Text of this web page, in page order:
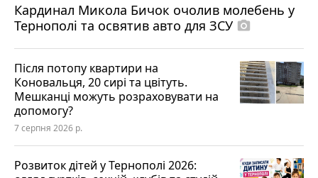
Кардинал Микола Бичок очолив молебень у
Тернополі та освятив авто для ЗСУ photo_camera
Після потопу квартири на
Коновальця, 20 сирі та цвітуть.
Мешканці можуть розраховувати на
допомогу?
7 серпня 2026 р.
Розвиток дітей у Тернополі 2026: